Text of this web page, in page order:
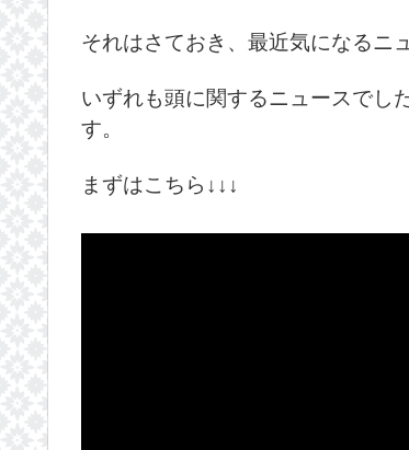
それはさておき、最近気になるニ
いずれも頭に関するニュースでし
す。
まずはこちら↓↓↓